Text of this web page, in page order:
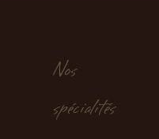
Nos
spécialités